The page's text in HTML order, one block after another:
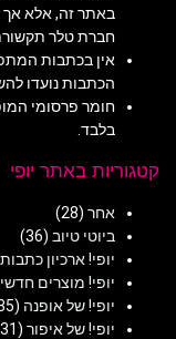
באתר זה, אלא
חברת טלר
אין בכתבות
הכתבות נועדו
חומר פרסומי
בלבד.
קטגוריות באתר יופי
אחר (28)
ביוטי טיוב (36)
יופי! ארכיון כתבות
יופי! מוצרים
יופי! של אופנה (35)
יופי! של איפור (631)